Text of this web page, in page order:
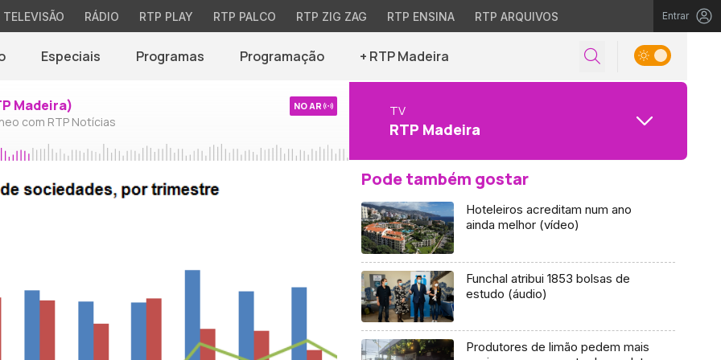
TELEVISÃO RÁDIO RTP PLAY RTP PALCO RTP ZIG ZAG RTP ENSINA RTP ARQUIVOS Entrar
Especiais Programas Programação + RTP Madeira
Madeira)
com RTP Notícias
NO AR TV
RTP Madeira
Pode também gostar
Hoteleiros acreditam num ano
ainda melhor (vídeo)
Funchal atribui 1853 bolsas de
estudo (áudio)
Produtores de limão pedem mais